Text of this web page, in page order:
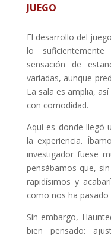
JUEGO
El desarrollo del
lo
sensación de
variadas, aunque
La sala es amplia,
con comodidad.
Aquí es donde llegó
la experiencia.
investigador fuese
pensábamos que,
rapidísimos y
como nos ha pasado
Sin embargo,
bien pensado: